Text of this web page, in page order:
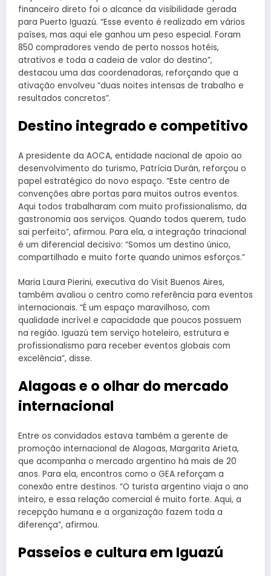
financeiro direto foi o alcance da visibilidade gerada
para Puerto Iguazú. “Esse evento é realizado em vários
países, mas aqui ele ganhou um peso especial. Foram
850 compradores vendo de perto nossos hotéis,
atrativos e toda a cadeia de valor do destino”,
destacou uma das coordenadoras, reforçando que a
ativação envolveu “duas noites intensas de trabalho e
resultados concretos”.
Destino integrado e competitivo
A presidente da AOCA, entidade nacional de apoio ao
desenvolvimento do turismo, Patrícia Durán, reforçou o
papel estratégico do novo espaço. “Este centro de
convenções abre portas para muitos outros eventos.
Aqui todos trabalharam com muito profissionalismo, da
gastronomia aos serviços. Quando todos querem, tudo
sai perfeito”, afirmou. Para ela, a integração trinacional
é um diferencial decisivo: “Somos um destino único,
compartilhado e muito forte quando unimos esforços.”
Maria Laura Pierini, executiva do Visit Buenos Aires,
também avaliou o centro como referência para eventos
internacionais. “É um espaço maravilhoso, com
qualidade incrível e capacidade que poucos possuem
na região. Iguazú tem serviço hoteleiro, estrutura e
profissionalismo para receber eventos globais com
excelência”, disse.
Alagoas e o olhar do mercado
internacional
Entre os convidados estava também a gerente de
promoção internacional de Alagoas, Margarita Arieta,
que acompanha o mercado argentino há mais de 20
anos. Para ela, encontros como o GEA reforçam a
conexão entre destinos. “O turista argentino viaja o ano
inteiro, e essa relação comercial é muito forte. Aqui, a
recepção humana e a organização fazem toda a
diferença”, afirmou.
Passeios e cultura em Iguazú